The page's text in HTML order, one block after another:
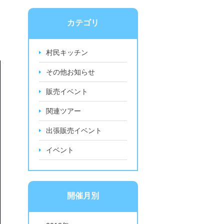
カテゴリ
村民キッチン
その他お知らせ
販売イベント
関連ツアー
出張販売イベント
イベント
開催月別